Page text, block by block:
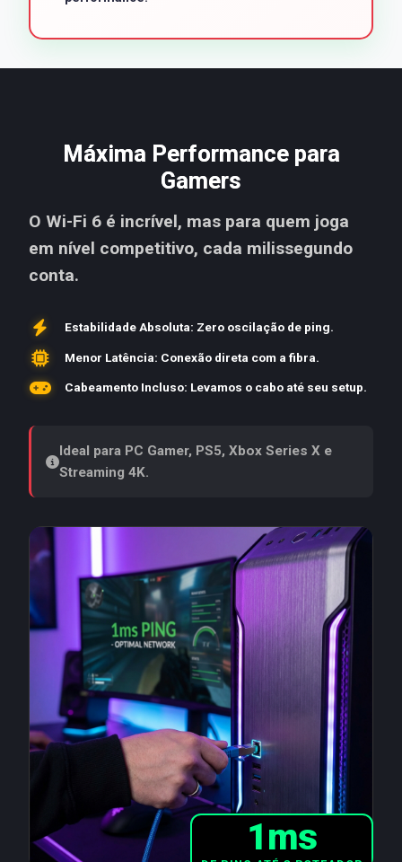
Máxima Performance para
Gamers
O Wi-Fi 6 é incrível, mas para quem joga
em nível competitivo, cada milissegundo
conta.
Estabilidade Absoluta: Zero oscilação de ping.
Menor Latência: Conexão direta com a fibra.
Cabeamento Incluso: Levamos o cabo até seu setup.
Ideal para PC Gamer, PS5, Xbox Series X e
Streaming 4K.
1ms